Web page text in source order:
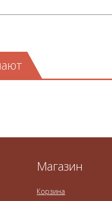
Магазин
Корзина